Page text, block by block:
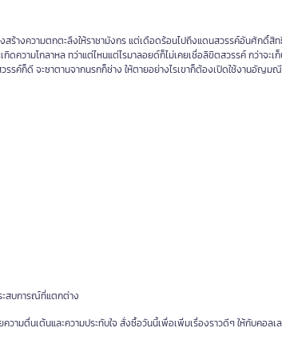
างความตกตะลึงให้ราชามังกร แต่เดือดร้อนไปถึงแดนสวรรค์อันศักดิ์สิ
ความโกลาหล ทว่าแต่ไหนแต่ไรมาลอยด์ก็ไม่เคยเชื่อลิขิตสวรรค์ กว่าจะ
รค์ก็ดี จะซาตานจากนรกก็ช่าง ให้ตายอย่างไรเขาก็ต้องเปิดใช้งานอัญม
ะสบการณ์ที่แตกต่าง
ามตื่นเต้นและความประทับใจ สั่งซื้อวันนี้เพื่อเพิ่มเรื่องราวดีๆ ให้กับคอ